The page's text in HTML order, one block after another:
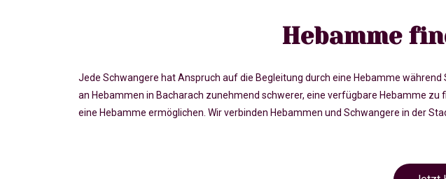
Hebamme
Jede Schwangere hat Anspruch auf die Begleitung durch eine Hebamme
an Hebammen in Bacharach zunehmend schwerer, eine verfügbare Hebamme
eine Hebamme ermöglichen. Wir verbinden Hebammen und Schwangere in der